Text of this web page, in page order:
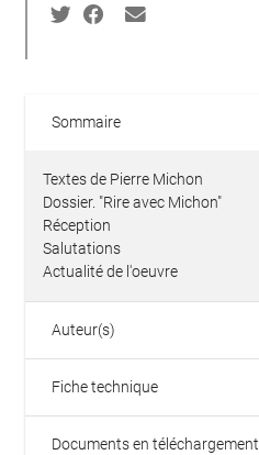
Sommaire
Textes de Pierre Michon
Dossier. "Rire avec Michon"
Réception
Salutations
Actualité de l'oeuvre
Auteur(s)
Fiche technique
Documents en téléchargement